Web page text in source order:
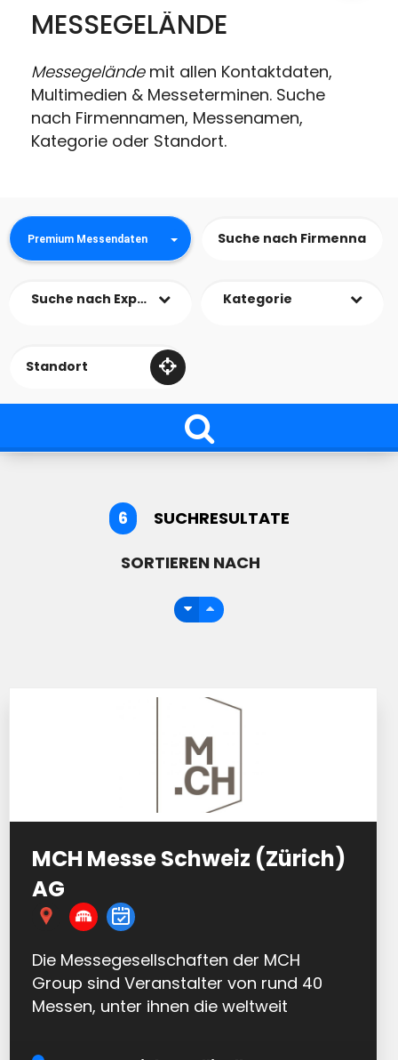
MESSEGELÄNDE
Messegeländemit allen Kontaktdaten,
Multimedien & Messeterminen. Suche
nach Firmennamen, Messenamen,
Kategorie oder Standort.
Premium Messendaten
Suche nach Expo Name Kategorie
6
SUCHRESULTATE
SORTIEREN NACH
MCH Messe Schweiz (Zürich)
AG
Die Messegesellschaften der MCH
Group sind Veranstalter von rund 40
Messen, unter ihnen die weltweit
Basel, Miami Beach und Hong Kong. Zu